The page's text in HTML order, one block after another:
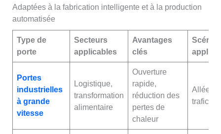
Adaptées à la fabrication intelligente et à la production
automatisée
Type de
porte
Secteurs
applicables
Avantages
clés
Portes
industrielles
à grande
vitesse
Logistique,
transformation
alimentaire
Ouverture
rapide,
réduction des
pertes de
chaleur
Allées
trafic